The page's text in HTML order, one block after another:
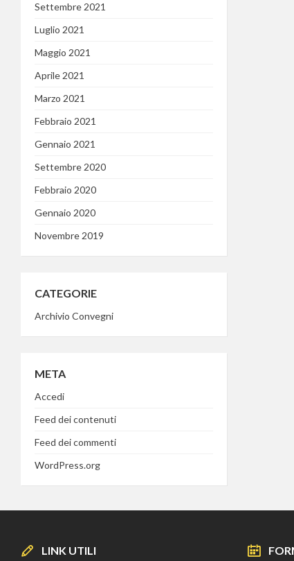
Settembre 2021
Luglio 2021
Maggio 2021
Aprile 2021
Marzo 2021
Febbraio 2021
Gennaio 2021
Settembre 2020
Febbraio 2020
Gennaio 2020
Novembre 2019
CATEGORIE
Archivio Convegni
META
Accedi
Feed dei contenuti
Feed dei commenti
WordPress.org
LINK UTILI